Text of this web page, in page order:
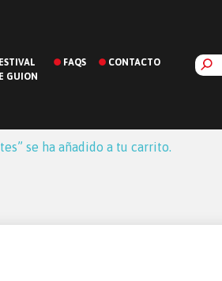
GUION
FAQS CONTACTO
se ha añadido a tu carrito.